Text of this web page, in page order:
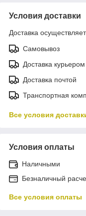
Условия доставки
Доставка
Самовывоз
Доставка курьером
Доставка почтой
Транспортная
Все условия
Условия оплаты
Наличными
Безналичный
Все условия оплаты